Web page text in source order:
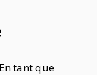
tant que